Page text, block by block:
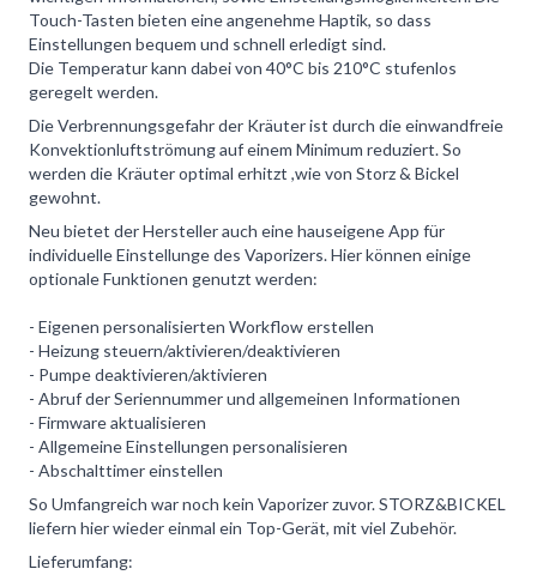
Touch-Tasten bieten eine angenehme Haptik, so dass
Einstellungen bequem und schnell erledigt sind.
Die Temperatur kann dabei von 40°C bis 210°C stufenlos
geregelt werden.
Die Verbrennungsgefahr der Kräuter ist durch die einwandfreie
Konvektionluftströmung auf einem Minimum reduziert. So
werden die Kräuter optimal erhitzt ,wie von Storz & Bickel
gewohnt.
Neu bietet der Hersteller auch eine hauseigene App für
individuelle Einstellunge des Vaporizers. Hier können einige
optionale Funktionen genutzt werden:
- Eigenen personalisierten Workflow erstellen
- Heizung steuern/aktivieren/deaktivieren
- Pumpe deaktivieren/aktivieren
- Abruf der Seriennummer und allgemeinen Informationen
- Firmware aktualisieren
- Allgemeine Einstellungen personalisieren
- Abschalttimer einstellen
So Umfangreich war noch kein Vaporizer zuvor. STORZ&BICKEL
liefern hier wieder einmal ein Top-Gerät, mit viel Zubehör.
Lieferumfang: